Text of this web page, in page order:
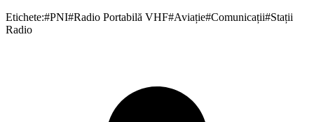
Etichete:#PNI#Radio Portabilă VHF#Aviație#Comunicații#Stații
Radio